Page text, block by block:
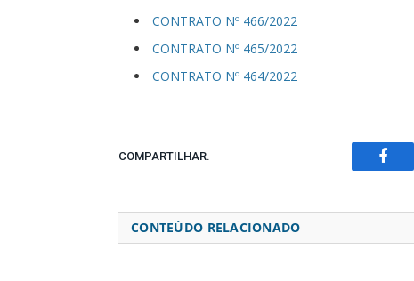
CONTRATO Nº 466/2022
CONTRATO Nº 465/2022
CONTRATO Nº 464/2022
COMPARTILHAR.
CONTEÚDO RELACIONADO